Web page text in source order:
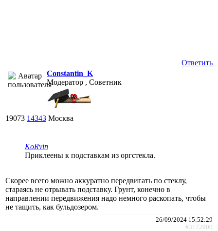
Ответить
Constantin_K
Модератор , Советник
19073 14343 Москва
KoRvin
Приклеены к подставкам из оргстекла.
Скорее всего можно аккуратно передвигать по стеклу,
стараясь не отрывать подставку. Грунт, конечно в
направлении передвижения надо немного раскопать, чтобы
не тащить, как бульдозером.
26/09/2024 15:52:29
#3172900